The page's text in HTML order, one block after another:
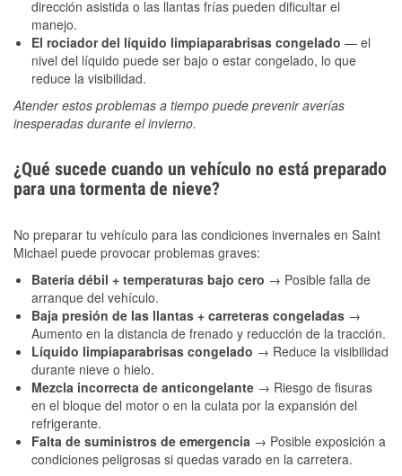
dirección asistida o las llantas frías pueden dificultar el
manejo.
El rociador del líquido limpiaparabrisas congelado — el
nivel del líquido puede ser bajo o estar congelado, lo que
reduce la visibilidad.
Atender estos problemas a tiempo puede prevenir averías
inesperadas durante el invierno.
¿Qué sucede cuando un vehículo no está preparado
para una tormenta de nieve?
No preparar tu vehículo para las condiciones invernales en Saint
Michael puede provocar problemas graves:
Batería débil + temperaturas bajo cero → Posible falla de
arranque del vehículo.
Baja presión de las llantas + carreteras congeladas →
Aumento en la distancia de frenado y reducción de la tracción.
Líquido limpiaparabrisas congelado → Reduce la visibilidad
durante nieve o hielo.
Mezcla incorrecta de anticongelante → Riesgo de fisuras
en el bloque del motor o en la culata por la expansión del
refrigerante.
Falta de suministros de emergencia → Posible exposición a
condiciones peligrosas si quedas varado en la carretera.